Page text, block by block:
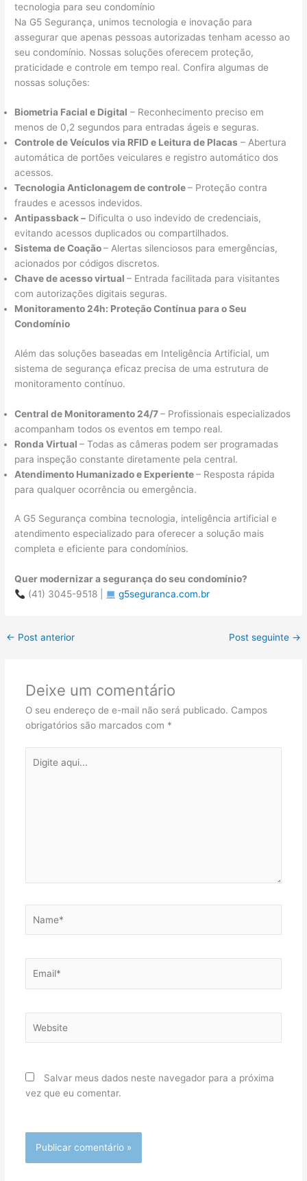
tecnologia para seu condomínio
Na G5 Segurança, unimos tecnologia e inovação para
assegurar que apenas pessoas autorizadas tenham acesso ao
seu condomínio. Nossas soluções oferecem proteção,
praticidade e controle em tempo real. Confira algumas de
nossas soluções:
Biometria Facial e Digital – Reconhecimento preciso em
menos de 0,2 segundos para entradas ágeis e seguras.
Controle de Veículos via RFID e Leitura de Placas – Abertura
automática de portões veiculares e registro automático dos
acessos.
Tecnologia Anticlonagem de controle– Proteção contra
fraudes e acessos indevidos.
Antipassback – Dificulta o uso indevido de credenciais,
evitando acessos duplicados ou compartilhados.
Sistema de Coação– Alertas silenciosos para emergências,
acionados por códigos discretos.
Chave de acesso virtual– Entrada facilitada para visitantes
com autorizações digitais seguras.
Monitoramento 24h: Proteção Contínua para o Seu
Condomínio
Além das soluções baseadas em Inteligência Artificial, um
sistema de segurança eficaz precisa de uma estrutura de
monitoramento contínuo.
Central de Monitoramento 24/7– Profissionais especializados
acompanham todos os eventos em tempo real.
Ronda Virtual– Todas as câmeras podem ser programadas
para inspeção constante diretamente pela central.
Atendimento Humanizado e Experiente– Resposta rápida
para qualquer ocorrência ou emergência.
A G5 Segurança combina tecnologia, inteligência artificial e
atendimento especializado para oferecer a solução mais
completa e eficiente para condomínios.
Quer modernizar a segurança do seu condomínio?
(41) 3045-9518 |
g5seguranca.com.br
← Post anterior Post seguinte →
Deixe um comentário
O seu endereço de e-mail não será publicado. Campos
obrigatórios são marcados com *
aqui...
Salvar meus dados neste navegador para a próxima
vez que eu comentar.